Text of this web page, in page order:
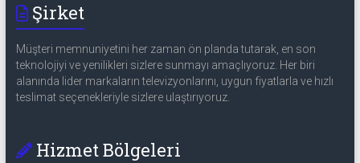
Şirket
Müşteri memnuniyetini her zaman ön planda tutarak, en son
teknolojiyi ve yenilikleri sizlere sunmayı amaçlıyoruz. Her biri
alanında lider markaların televizyonlarını, uygun fiyatlarla ve hızlı
teslimat seçenekleriyle sizlere ulaştırıyoruz.
Hizmet Bölgeleri